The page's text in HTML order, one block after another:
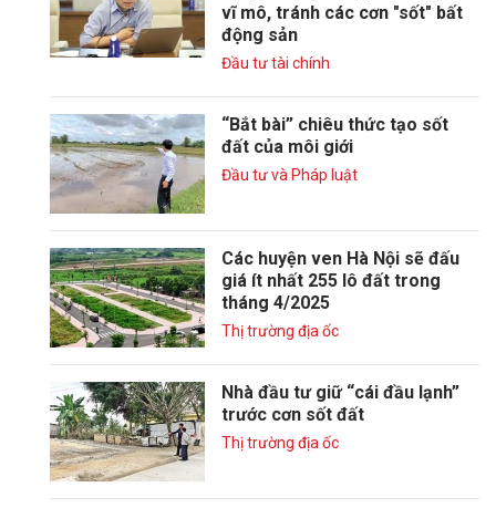
vĩ mô, tránh các cơn "sốt" bất
động sản
Đầu tư tài chính
“Bắt bài” chiêu thức tạo sốt
đất của môi giới
Đầu tư và Pháp luật
Các huyện ven Hà Nội sẽ đấu
giá ít nhất 255 lô đất trong
tháng 4/2025
Thị trường địa ốc
Nhà đầu tư giữ “cái đầu lạnh”
trước cơn sốt đất
Thị trường địa ốc